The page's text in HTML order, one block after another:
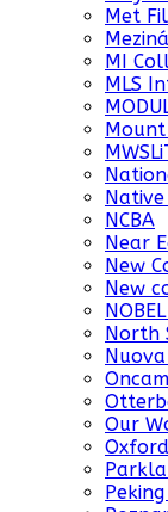
Met
MI
MLS
NCBA
Near
New
New
North
Our